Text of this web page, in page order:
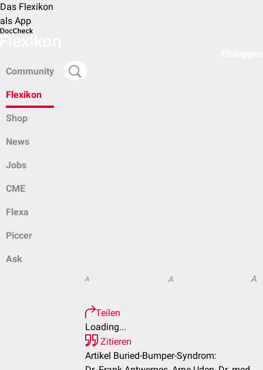
Das Flexikon
als App
Community
Flexikon
Shop
News
Jobs
CME
Flexa
Piccer
Ask
A A A
Teilen
Loading...
Zitieren
Artikel Buried-Bumper-Syndrom: